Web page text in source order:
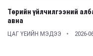
Төрийн үйлчилгээний
авна
ЦАГ ҮЕИЙН МЭДЭЭ 2026-